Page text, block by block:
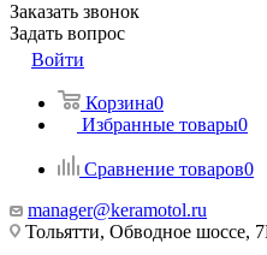
Заказать звонок
Задать вопрос
Войти
Корзина0
Избранные товары0
Сравнение товаров0
manager@keramotol.ru
Тольятти, Обводное шоссе,